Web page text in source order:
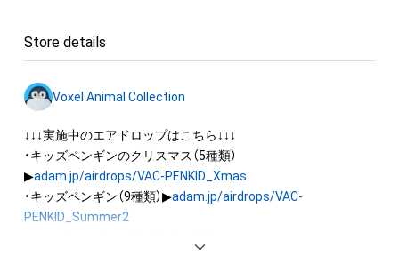
作権を有する方、著作隣接権の権利者またはその管理委託を受
を保有していたとしても、本アイテムに関する創作物にかかる
知的財産権を有することを意味しません。
・本アイテムの著作権を有する方、著作隣接権の権利者またはそ
の管理委託を受けている者からの事前の同意なしに、上記の「本
アイテムの保有者が有する権利」の範囲を超えた行為、知的財産
権を侵害するおそれのある行為(改変、公開、配布、逆コンパイ
ル、リバースエンジニアリングを含みますが、これに限定されま
・本アイテムに関する創作物の利用については、公序良俗や法令
Store details
Voxel Animal Collection
↓↓↓実施中のエアドロップはこちら↓↓↓
・キッズペンギンのクリスマス（5種類）
▶adam.jp/airdrops/VAC-PENKID_Xmas
・キッズペンギン（9種類）▶adam.jp/airdrops/VAC-
PENKID_Summer2